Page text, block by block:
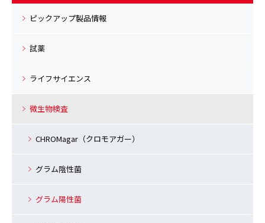
ピックアップ製品情報
試薬
ライフサイエンス
微生物検査
CHROMagar（クロモアガー）
グラム陰性菌
グラム陽性菌